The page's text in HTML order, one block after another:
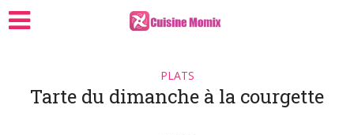
PLATS
Tarte du dimanche à la courgette